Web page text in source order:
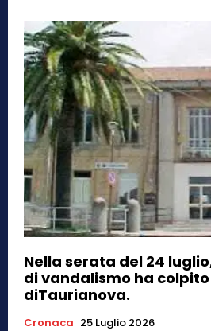
Nella serata del 24
di vandalismo ha colpito
diTaurianova.
Cronaca 25 Luglio 2026